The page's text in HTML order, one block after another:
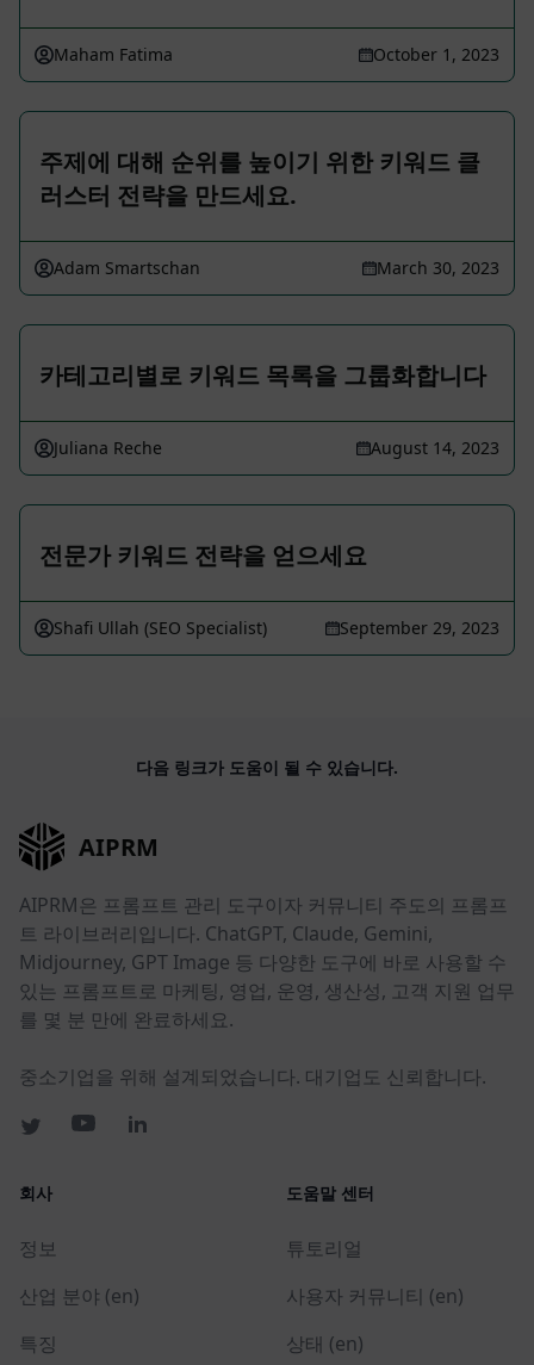
Maham Fatima October 1, 2023
주제에 대해 순위를 높이기 위한 키워드 클
러스터 전략을 만드세요.
Adam Smartschan March 30, 2023
카테고리별로 키워드 목록을 그룹화합니다
Juliana Reche August 14, 2023
전문가 키워드 전략을 얻으세요
Shafi Ullah (SEO Specialist) September 29, 2023
다음 링크가 도움이 될 수 있습니다.
AIPRM
AIPRM은 프롬프트 관리 도구이자 커뮤니티 주도의 프롬프
트 라이브러리입니다. ChatGPT, Claude, Gemini,
Midjourney, GPT Image 등 다양한 도구에 바로 사용할 수
있는 프롬프트로 마케팅, 영업, 운영, 생산성, 고객 지원 업무
를 몇 분 만에 완료하세요.
중소기업을 위해 설계되었습니다. 대기업도 신뢰합니다.
회사
정보
산업 분야 (en)
특징
도움말 센터
튜토리얼
사용자 커뮤니티 (en)
상태 (en)